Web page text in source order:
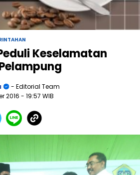
Keselamatan
- Editorial Team
2016 - 19:57 WIB